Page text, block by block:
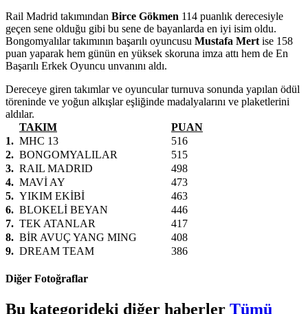
Rail Madrid takımından Birce Gökmen 114 puanlık derecesiyle
geçen sene olduğu gibi bu sene de bayanlarda en iyi isim oldu.
Bongomyalılar takımının başarılı oyuncusu Mustafa Mert ise 158
puan yaparak hem günün en yüksek skoruna imza attı hem de En
Başarılı Erkek Oyuncu unvanını aldı.
Dereceye giren takımlar ve oyuncular turnuva sonunda yapılan ödül
töreninde ve yoğun alkışlar eşliğinde madalyalarını ve plaketlerini
aldılar.
TAKIM
PUAN
1. MHC 13
516
2. BONGOMYALILAR
515
3. RAIL MADRID
498
4. MAVİ AY
473
5. YIKIM EKİBİ
463
6. BLOKELİ BEYAN
446
7. TEK ATANLAR
417
8. BİR AVUÇ YANG MING
408
9. DREAM TEAM 386
Diğer Fotoğraflar
Bu kategorideki diğer haberler Tümü